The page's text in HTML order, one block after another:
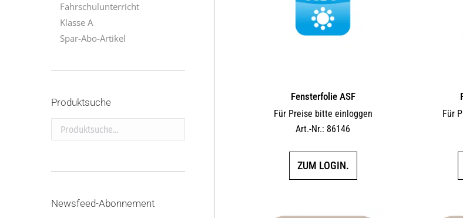
Fensterfolie ASF
Für Preise bitte einloggen
Art.-Nr.: 86146
ZUM LOGIN.
Für
Fahrschulunterricht
Klasse A
Spar-Abo-Artikel
Produktsuche
Produktsuche...
Newsfeed-Abonnement